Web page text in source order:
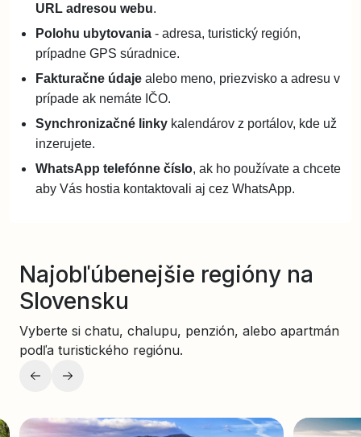
URL adresou webu.
Polohu ubytovania - adresa, turistický región,
prípadne GPS súradnice.
Fakturačne údaje alebo meno, priezvisko a adresu v
prípade ak nemáte IČO.
Synchronizačné linky kalendárov z portálov, kde už
inzerujete.
WhatsApp telefónne číslo, ak ho používate a chcete
aby Vás hostia kontaktovali aj cez WhatsApp.
Najobľúbenejšie regióny na
Slovensku
Vyberte si chatu, chalupu, penzión, alebo apartmán
podľa turistického regiónu.